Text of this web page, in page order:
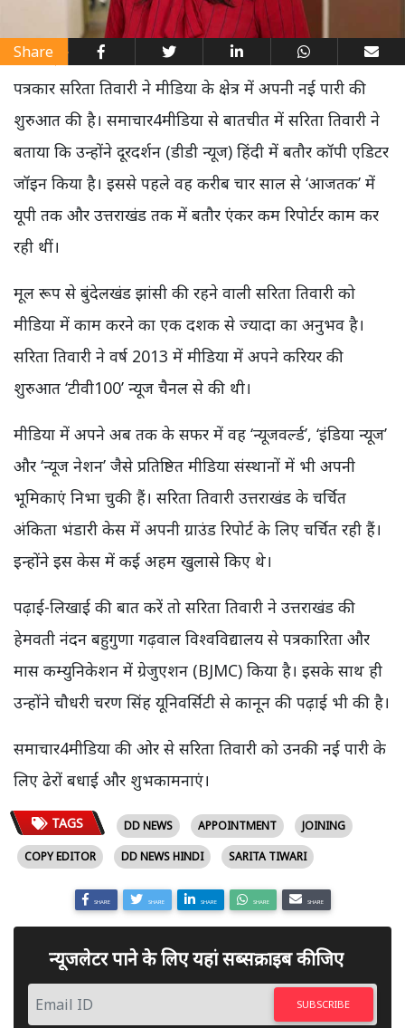
Share
पत्रकार सरिता तिवारी ने मीडिया के क्षेत्र में अपनी नई पारी की
शुरुआत की है। समाचार4मीडिया से बातचीत में सरिता तिवारी ने
बताया कि उन्होंने दूरदर्शन (डीडी न्यूज) हिंदी में बतौर कॉपी एडिटर
जॉइन किया है। इससे पहले वह करीब चार साल से ‘आजतक’ में
यूपी तक और उत्तराखंड तक में बतौर एंकर कम रिपोर्टर काम कर
रही थीं।
मूल रूप से बुंदेलखंड झांसी की रहने वाली सरिता तिवारी को
मीडिया में काम करने का एक दशक से ज्यादा का अनुभव है।
सरिता तिवारी ने वर्ष 2013 में मीडिया में अपने करियर की
शुरुआत ‘टीवी100’ न्यूज चैनल से की थी।
मीडिया में अपने अब तक के सफर में वह ‘न्यूजवर्ल्ड’, ‘इंडिया न्यूज’
और ‘न्यूज नेशन’ जैसे प्रतिष्ठित मीडिया संस्थानों में भी अपनी
भूमिकाएं निभा चुकी हैं। सरिता तिवारी उत्तराखंड के चर्चित
अंकिता भंडारी केस में अपनी ग्राउंड रिपोर्ट के लिए चर्चित रही हैं।
इन्होंने इस केस में कई अहम खुलासे किए थे।
पढ़ाई-लिखाई की बात करें तो सरिता तिवारी ने उत्तराखंड की
हेमवती नंदन बहुगुणा गढ़वाल विश्वविद्यालय से पत्रकारिता और
मास कम्युनिकेशन में ग्रेजुएशन (BJMC) किया है। इसके साथ ही
उन्होंने चौधरी चरण सिंह यूनिवर्सिटी से कानून की पढ़ाई भी की है।
समाचार4मीडिया की ओर से सरिता तिवारी को उनकी नई पारी के
लिए ढेरों बधाई और शुभकामनाएं।
TAGS DD NEWS APPOINTMENT
JOINING
COPY EDITOR
DD NEWS HINDI SARITA TIWARI
SHARE SHARE SHARE SHARE SHARE
न्यूजलेटर पाने के लिए यहां सब्सक्राइब कीजिए
SUBSCRIBE